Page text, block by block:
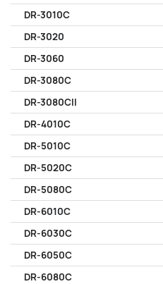
DR-3010C
DR-3020
DR-3060
DR-3080C
DR-3080CII
DR-4010C
DR-5010C
DR-5020C
DR-5080C
DR-6010C
DR-6030C
DR-6050C
DR-6080C